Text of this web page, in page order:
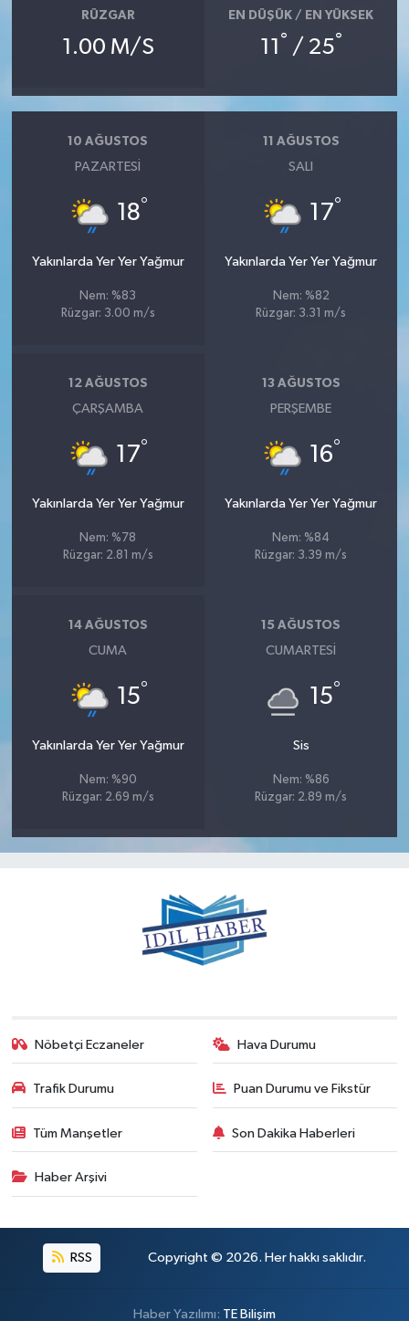
RÜZGAR
1.00 M/S
EN DÜŞÜK / EN YÜKSEK
11 ° / 25°
10 AĞUSTOS
PAZARTESI
18°
Yakınlarda Yer Yer Yağmur
Nem: %83
Rüzgar: 3.00 m/s
11 AĞUSTOS
SALI
17°
Yakınlarda Yer Yer Yağmur
Nem: %82
Rüzgar: 3.31 m/s
12 AĞUSTOS
ÇARŞAMBA
17°
Yakınlarda Yer Yer Yağmur
Nem: %78
Rüzgar: 2.81 m/s
13 AĞUSTOS
PERŞEMBE
16°
Yakınlarda Yer Yer Yağmur
Nem: %84
Rüzgar: 3.39 m/s
14 AĞUSTOS
CUMA
15°
Yakınlarda Yer Yer Yağmur
Nem: %90
Rüzgar: 2.69 m/s
15 AĞUSTOS
CUMARTESI
15°
Sis
Nem: %86
Rüzgar: 2.89 m/s
Nöbetçi Eczaneler Hava Durumu
Trafik Durumu Puan Durumu ve Fikstür
Tüm Manşetler Son Dakika Haberleri
Haber Arşivi
RSS Copyright © 2026. Her hakkı saklıdır.
Haber Yazılımı: TE Bilişim